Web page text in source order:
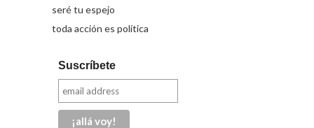
seré tu espejo
toda acción es política
Suscríbete